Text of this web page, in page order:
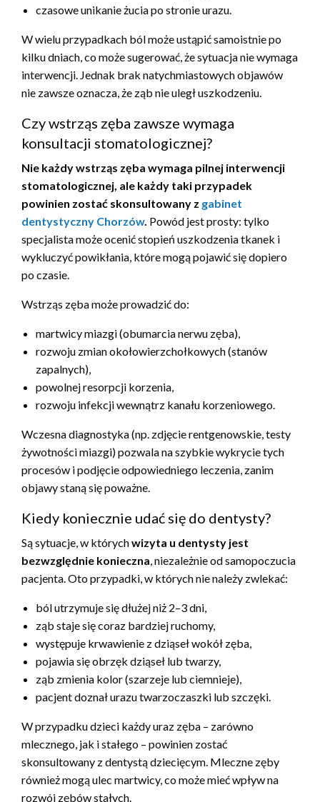
czasowe unikanie żucia po stronie urazu.
W wielu przypadkach ból może ustąpić samoistnie po
kilku dniach, co może sugerować, że sytuacja nie wymaga
interwencji. Jednak brak natychmiastowych objawów
nie zawsze oznacza, że ząb nie uległ uszkodzeniu.
Czy wstrząs zęba zawsze wymaga
konsultacji stomatologicznej?
Nie każdy wstrząs zęba wymaga pilnej interwencji
stomatologicznej, ale każdy taki przypadek
powinien zostać skonsultowany z gabinet
dentystyczny Chorzów. Powód jest prosty: tylko
specjalista może ocenić stopień uszkodzenia tkanek i
wykluczyć powikłania, które mogą pojawić się dopiero
po czasie.
Wstrząs zęba może prowadzić do:
martwicy miazgi (obumarcia nerwu zęba),
rozwoju zmian okołowierzchołkowych (stanów
zapalnych),
powolnej resorpcji korzenia,
rozwoju infekcji wewnątrz kanału korzeniowego.
Wczesna diagnostyka (np. zdjęcie rentgenowskie, testy
żywotności miazgi) pozwala na szybkie wykrycie tych
procesów i podjęcie odpowiedniego leczenia, zanim
objawy staną się poważne.
Kiedy koniecznie udać się do dentysty?
Są sytuacje, w którychwizyta u dentysty jest
bezwzględnie konieczna, niezależnie od samopoczucia
pacjenta. Oto przypadki, w których nie należy zwlekać:
ból utrzymuje się dłużej niż 2–3 dni,
ząb staje się coraz bardziej ruchomy,
występuje krwawienie z dziąseł wokół zęba,
pojawia się obrzęk dziąseł lub twarzy,
ząb zmienia kolor (szarzeje lub ciemnieje),
pacjent doznał urazu twarzoczaszki lub szczęki.
W przypadku dzieci każdy uraz zęba – zarówno
mlecznego, jak i stałego – powinien zostać
skonsultowany z dentystą dziecięcym. Mleczne zęby
również mogą ulec martwicy, co może mieć wpływ na
rozwój zębów stałych.